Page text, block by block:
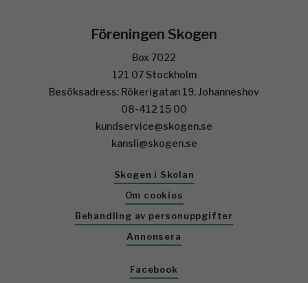
Föreningen Skogen
Box 7022
121 07 Stockholm
Besöksadress: Rökerigatan 19, Johanneshov
08-412 15 00
kundservice@skogen.se
kansli@skogen.se
Skogen i Skolan
Om cookies
Behandling av personuppgifter
Annonsera
Facebook